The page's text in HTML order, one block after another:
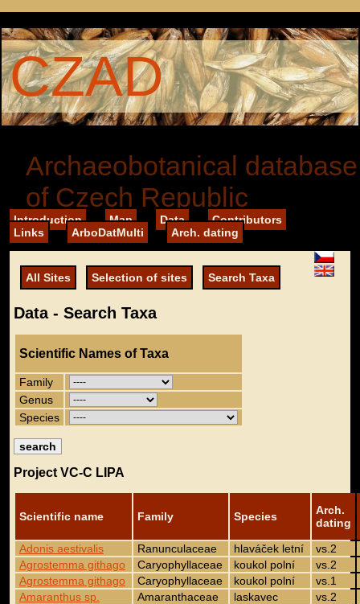
CZAD
Archaeobotanical database
of Czech Republic
Introduction Map Data
Contributors
Links
ArboDatMulti Arch. dating
All Sites Selection of sites Search Taxa
Data - Search Taxa
Scientific Names of Taxa
Family
Genus
Species
Project VC-C LIPA
Scientific name Family Species
Arch.
dating
Adonis aestivalis
Ranunculaceae hlaváček letní
vs.2
Agrostemma githago
Caryophyllaceae koukol polní
vs.2
Agrostemma githago
Caryophyllaceae koukol polní
vs.1
Amaranthus sp.
Amaranthaceae laskavec
vs.2